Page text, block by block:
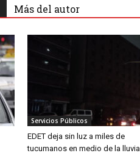
Más del autor
Servicios Públicos
EDET deja sin luz a miles de
tucumanos en medio de la lluvia